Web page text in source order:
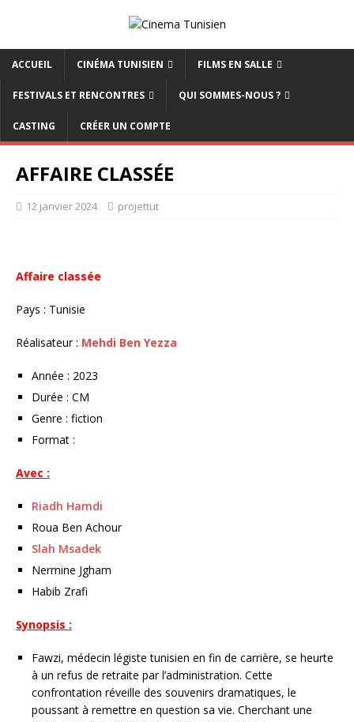
ACCUEIL CINÉMA TUNISIEN FILMS EN SALLE
FESTIVALS ET RENCONTRES QUI SOMMES-NOUS ?
CASTING CRÉER UN COMPTE
AFFAIRE CLASSÉE
12 janvier 2024 projettut
Affaire classée
Pays : Tunisie
Réalisateur : Mehdi Ben Yezza
Année : 2023
Durée : CM
Genre : fiction
Format :
Avec :
Riadh Hamdi
Roua Ben Achour
Slah Msadek
Nermine Jgham
Habib Zrafi
Synopsis :
Fawzi, médecin légiste tunisien en fin de carrière, se heurte
à un refus de retraite par l’administration. Cette
confrontation réveille des souvenirs dramatiques, le
poussant à remettre en question sa vie. Cherchant une